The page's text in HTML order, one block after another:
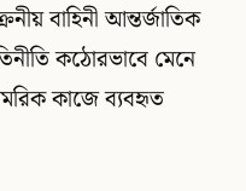
বাহিনী আন্তর্জাতিক
কঠোরভাবে মেনে
কাজে ব্যবহৃত